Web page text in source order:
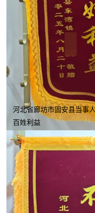
河北省廊坊市固安县当事
百姓利益